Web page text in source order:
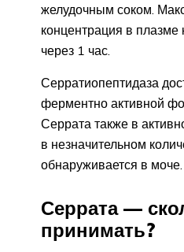
желудочным соком.
концентрация в плазме
через 1 час.
Серратиопептидаза
ферментно активной
Серрата также в
в незначительном
обнаруживается в моче.
Серрата —
принимать?